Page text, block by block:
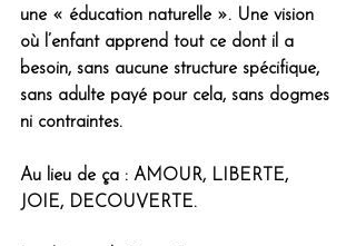
une « éducation naturelle ». Une vision
où l’enfant apprend tout ce dont il a
besoin, sans aucune structure spécifique,
sans adulte payé pour cela, sans dogmes
ni contraintes.
Au lieu de ça : AMOUR, LIBERTE,
JOIE, DECOUVERTE.